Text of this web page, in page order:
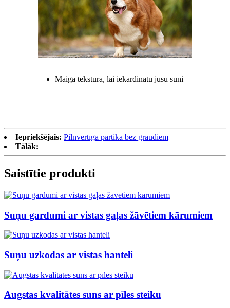
Maiga tekstūra, lai iekārdinātu jūsu suni
Iepriekšējais: Pilnvērtīga pārtika bez graudiem
Tālāk:
Saistītie produkti
Suņu gardumi ar vistas gaļas žāvētiem kārumiem
Suņu uzkodas ar vistas hanteli
Augstas kvalitātes suns ar pīles steiku